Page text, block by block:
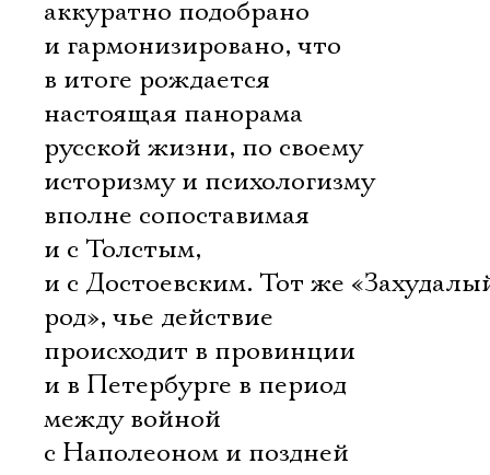
аккуратно подобрано
и гармонизировано, что
в итоге рождается
настоящая панорама
русской жизни, по своему
историзму и психологизму
вполне сопоставимая
и с Толстым,
и с Достоевским. Тот же
род», чье действие
происходит в провинции
и в Петербурге в период
между войной
с Наполеоном и поздней